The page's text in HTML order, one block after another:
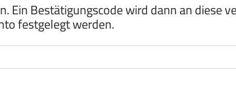
Bestätigungscode wird dann an diese
festgelegt werden.